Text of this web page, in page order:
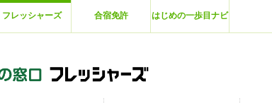
フレッシャーズ 合宿免許 はじめの一歩目ナビ